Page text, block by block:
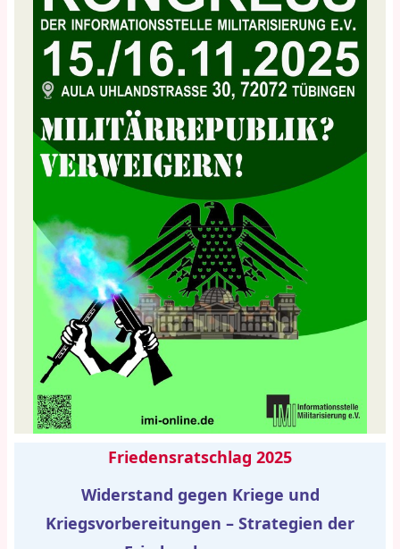
Friedensratschlag 2025
Widerstand gegen Kriege und
Kriegsvorbereitungen – Strategien der